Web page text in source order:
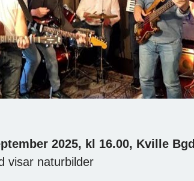
2025, kl 16.00, Kville Bgd
visar naturbilder